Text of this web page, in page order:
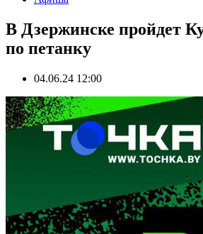
В Дзержинске пройдет
по петанку
04.06.24 12:00